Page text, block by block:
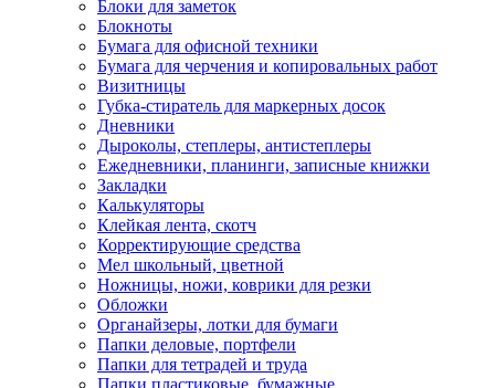
Блоки для заметок
Блокноты
Бумага для офисной техники
Бумага для черчения и копировальных работ
Визитницы
Губка-стиратель для маркерных досок
Дневники
Дыроколы, степлеры, антистеплеры
Ежедневники, планинги, записные книжки
Закладки
Калькуляторы
Клейкая лента, скотч
Корректирующие средства
Мел школьный, цветной
Ножницы, ножи, коврики для резки
Обложки
Органайзеры, лотки для бумаги
Папки деловые, портфели
Папки для тетрадей и труда
Папки пластиковые, бумажные